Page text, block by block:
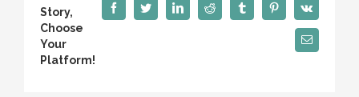
Story,
Choose
Your
Platform!
FacebookTwitterLinkedInReddit Tumblr PinterestVk
E-
mail